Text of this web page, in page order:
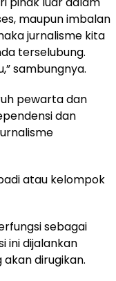
maupun imbalan
jurnalisme kita
terselubung.
sambungnya.
pewarta dan
dan
atau kelompok
sebagai
ini dijalankan
dirugikan.